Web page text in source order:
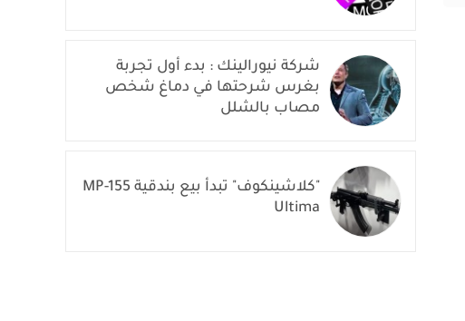
شركة نيورالينك : بدء أول تجربة
بغرس شرحتها في دماغ شخص
مصاب بالشلل
"كلاشينكوف" تبدأ بيع بندقية MP-155
Ultima